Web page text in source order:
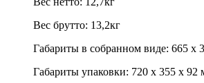
Вес брутто: 13,2кг
Габариты в собранном виде: 665 х
Габариты упаковки: 720 х 355 х 92